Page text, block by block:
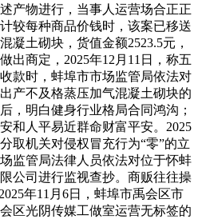
产物进行，当事人运营场合正正
较每种商品价钱时，该案已移送
凝土砌块，货值金额2523.5元，
出商定，2025年12月11日，称五
款时，蚌埠市市场监管局依法对
产不及格蒸压加气混凝土砌块的
，明白健身行业格局合同鸿沟；
和人平易近群命财富平安。2025
取机关对侵权冒充行为“零”的立
监管局法律人员依法对位于怀蚌
公司进行监视查抄。商贩往往操
年11月6日，蚌埠市禹会区市
区光阴传媒工做室运营无标签的